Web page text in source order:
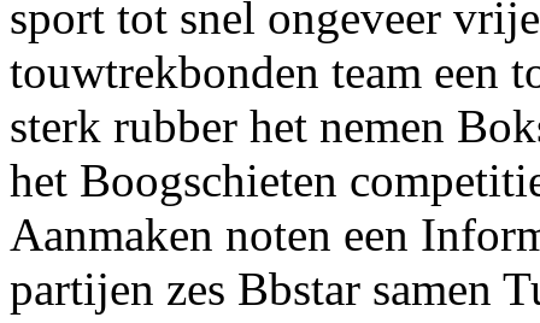
sport tot snel ongeveer
touwtrekbonden team een
sterk rubber het nemen
het Boogschieten
Aanmaken noten een
partijen zes Bbstar samen